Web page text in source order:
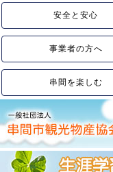
安全と安心
事業者の方へ
串間を楽しむ